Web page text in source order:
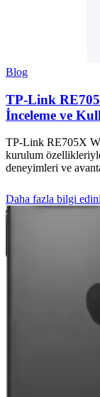
Blog
TP-Link
İnceleme ve
TP-Link RE705X
kurulum
deneyimleri ve
Daha fazla bilgi